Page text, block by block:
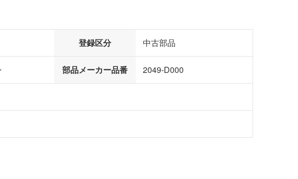
登録区分 中古部品
部品メーカー品番 2049-D000